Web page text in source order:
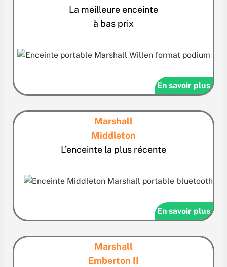
La meilleure enceinte
à bas prix
En savoir plus
Marshall
Middleton
L’enceinte la plus récente
En savoir plus
Marshall
Emberton II